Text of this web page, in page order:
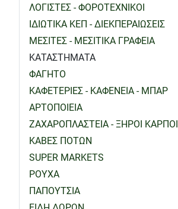
ΛΟΓΙΣΤΕΣ - ΦΟΡΟΤΕΧΝΙΚΟΙ
ΙΔΙΩΤΙΚΑ ΚΕΠ - ΔΙΕΚΠΕΡΑΙΩΣΕΙΣ
ΜΕΣΙΤΕΣ - ΜΕΣΙΤΙΚΑ ΓΡΑΦΕΙΑ
ΚΑΤΑΣΤΗΜΑΤΑ
ΦΑΓΗΤΟ
ΚΑΦΕΤΕΡΙΕΣ - ΚΑΦΕΝΕΙΑ - ΜΠΑΡ
ΑΡΤΟΠΟΙΕΙΑ
ΖΑΧΑΡΟΠΛΑΣΤΕΙΑ - ΞΗΡΟΙ ΚΑΡΠΟΙ
ΚΑΒΕΣ ΠΟΤΩΝ
SUPER MARKETS
ΡΟΥΧΑ
ΠΑΠΟΥΤΣΙΑ